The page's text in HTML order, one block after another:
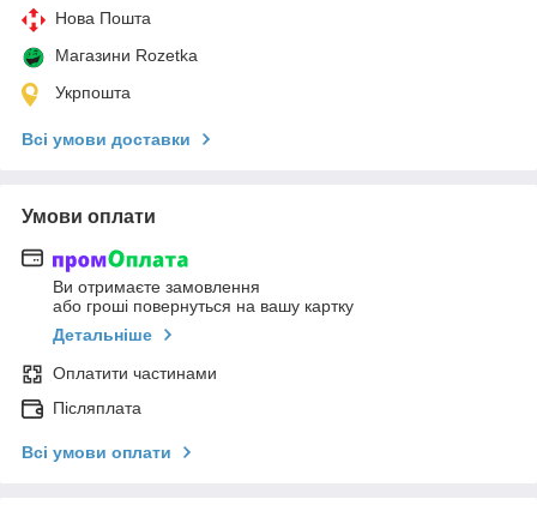
Нова Пошта
Магазини Rozetka
Укрпошта
Всі умови доставки
Умови оплати
Ви отримаєте замовлення
або гроші повернуться на вашу картку
Детальніше
Оплатити частинами
Післяплата
Всі умови оплати